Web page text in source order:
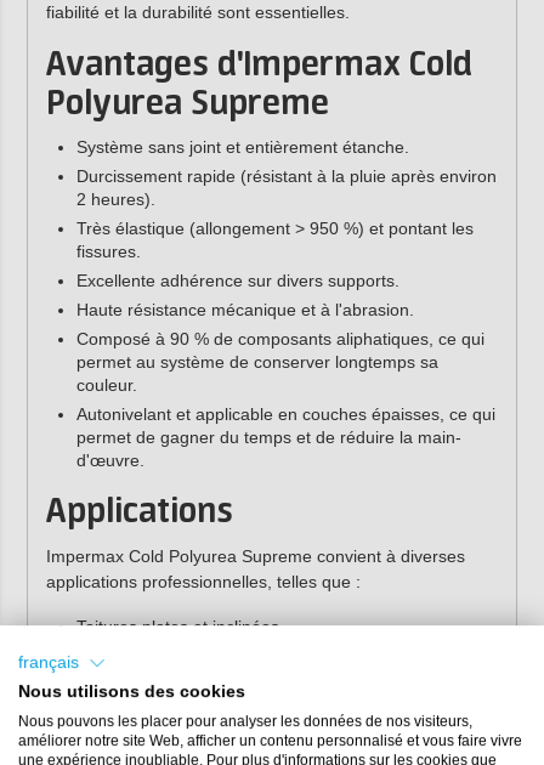
fiabilité et la durabilité sont essentielles.
Avantages d'Impermax Cold
Polyurea Supreme
Système sans joint et entièrement étanche.
Durcissement rapide (résistant à la pluie après environ
2 heures).
Très élastique (allongement > 950 %) et pontant les
fissures.
Excellente adhérence sur divers supports.
Haute résistance mécanique et à l'abrasion.
Composé à 90 % de composants aliphatiques, ce qui
permet au système de conserver longtemps sa
couleur.
Autonivelant et applicable en couches épaisses, ce qui
permet de gagner du temps et de réduire la main-
d'œuvre.
Applications
Impermax Cold Polyurea Supreme convient à diverses
applications professionnelles, telles que :
Toitures plates et inclinées.
Terrasses et balcons.
Toitures de parkings et galeries.
Rénovation de couvertures de toiture existantes
(bitume, EPDM, PVC).
français
Nous utilisons des cookies
Nous pouvons les placer pour analyser les données de nos visiteurs,
améliorer notre site Web, afficher un contenu personnalisé et vous faire vivre
une expérience inoubliable. Pour plus d'informations sur les cookies que